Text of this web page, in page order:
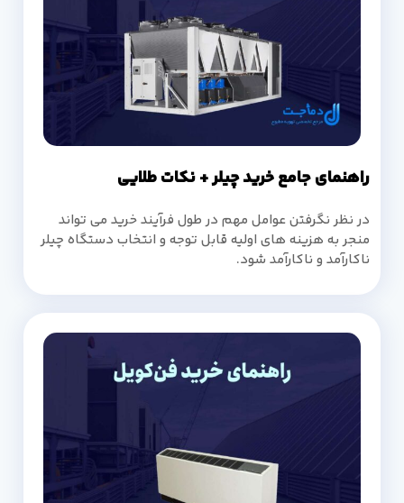
راهنمای جامع خرید چیلر + نکات طلایی
در نظر نگرفتن عوامل مهم در طول فرآیند خرید می تواند
منجر به هزینه های اولیه قابل توجه و انتخاب دستگاه چیلر
ناکارآمد و ناکارآمد شود.